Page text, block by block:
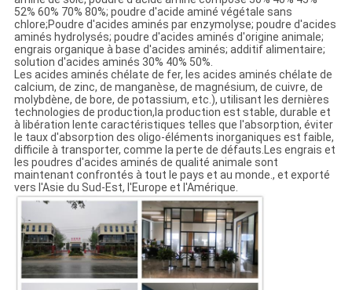
52% 60% 70% 80%; poudre d'acide aminé végétale sans
chlore;Poudre d'acides aminés par enzymolyse; poudre d'acides
aminés hydrolysés; poudre d'acides aminés d'origine animale;
engrais organique à base d'acides aminés; additif alimentaire;
solution d'acides aminés 30% 40% 50%.
Les acides aminés chélate de fer, les acides aminés chélate de
calcium, de zinc, de manganèse, de magnésium, de cuivre, de
molybdène, de bore, de potassium, etc.), utilisant les dernières
technologies de production,la production est stable, durable et
à libération lente caractéristiques telles que l'absorption, éviter
le taux d'absorption des oligo-éléments inorganiques est faible,
difficile à transporter, comme la perte de défauts.Les engrais et
les poudres d'acides aminés de qualité animale sont
maintenant confrontés à tout le pays et au monde., et exporté
vers l'Asie du Sud-Est, l'Europe et l'Amérique.